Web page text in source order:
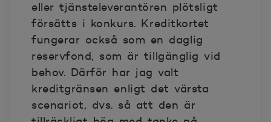
eller tjänsteleverantören plötsligt
försätts i konkurs. Kreditkortet
fungerar också som en daglig
reservfond, som är tillgänglig vid
behov. Därför har jag valt
kreditgränsen enligt det värsta
scenariot, dvs. så att den är